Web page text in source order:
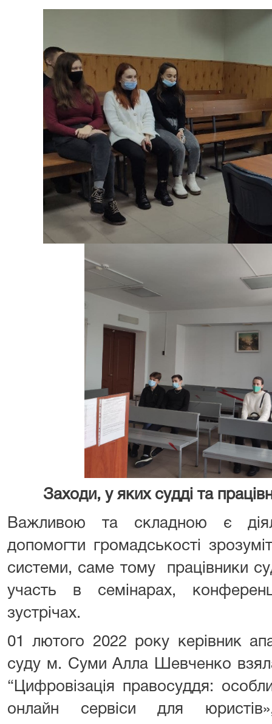
Заходи, у яких судді та
Важливою та складною є
допомогти громадськості
системи, саме тому працівники
участь в семінарах,
зустрічах.
01 лютого 2022 року керівник
суду м. Суми Алла Шевченко
“Цифровізація правосуддя:
онлайн сервіси для